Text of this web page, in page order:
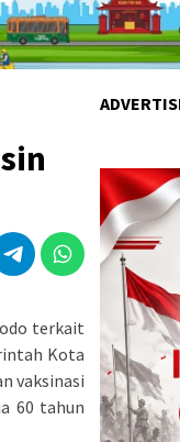
terkait
Kota
vaksinasi
60 tahun